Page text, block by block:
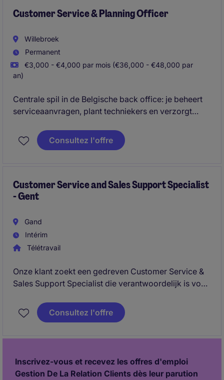
Customer Service & Planning Officer
Willebroek
Permanent
€3,000 - €4,000 par mois (€36,000 - €48,000 par
an)
Centrale spil in de Belgische back office: je beheert
serviceaanvragen, plant techniekers en verzorgt
technische omgeving.
Consultez l'offre
Customer Service and Sales Support Specialist
- Gent
Gand
Intérim
Télétravail
Onze klant zoekt een gedreven Customer Service &
Sales Support Specialist die verantwoordelijk is voor
klantencommunicatie. Je fungeert als cruciale
schakel tussen klanten en interne afdelingen en
Consultez l'offre
Inscrivez-vous et recevez les offres d'emploi
Gestion De La Relation Clients dès leur parution